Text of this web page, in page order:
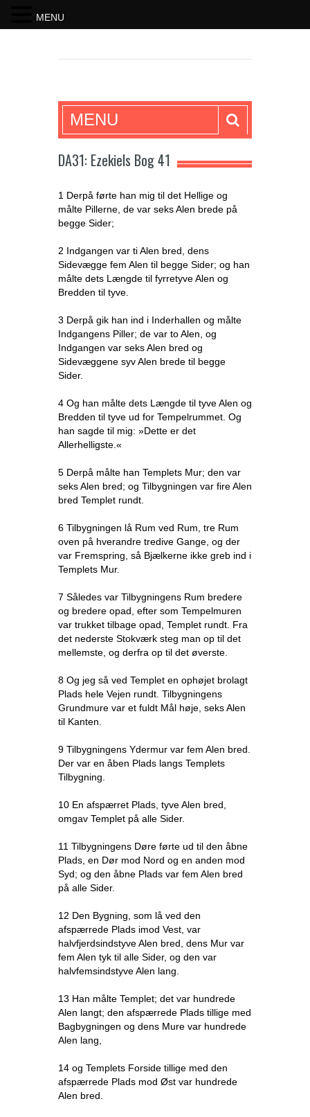
SKRIFTEN
MENU
DA31: Ezekiels Bog 41
1 Derpå førte han mig til det Hellige og
målte Pillerne, de var seks Alen brede på
begge Sider;
2 Indgangen var ti Alen bred, dens
Sidevægge fem Alen til begge Sider; og han
målte dets Længde til fyrretyve Alen og
Bredden til tyve.
3 Derpå gik han ind i Inderhallen og målte
Indgangens Piller; de var to Alen, og
Indgangen var seks Alen bred og
Sidevæggene syv Alen brede til begge
Sider.
4 Og han målte dets Længde til tyve Alen og
Bredden til tyve ud for Tempelrummet. Og
han sagde til mig: »Dette er det
Allerhelligste.«
5 Derpå målte han Templets Mur; den var
seks Alen bred; og Tilbygningen var fire Alen
bred Templet rundt.
6 Tilbygningen lå Rum ved Rum, tre Rum
oven på hverandre tredive Gange, og der
var Fremspring, så Bjælkerne ikke greb ind i
Templets Mur.
7 Således var Tilbygningens Rum bredere
og bredere opad, efter som Tempelmuren
var trukket tilbage opad, Templet rundt. Fra
det nederste Stokværk steg man op til det
mellemste, og derfra op til det øverste.
8 Og jeg så ved Templet en ophøjet brolagt
Plads hele Vejen rundt. Tilbygningens
Grundmure var et fuldt Mål høje, seks Alen
til Kanten.
9 Tilbygningens Ydermur var fem Alen bred.
Der var en åben Plads langs Templets
Tilbygning.
10 En afspærret Plads, tyve Alen bred,
omgav Templet på alle Sider.
11 Tilbygningens Døre førte ud til den åbne
Plads, en Dør mod Nord og en anden mod
Syd; og den åbne Plads var fem Alen bred
på alle Sider.
12 Den Bygning, som lå ved den
afspærrede Plads imod Vest, var
halvfjerdsindstyve Alen bred, dens Mur var
fem Alen tyk til alle Sider, og den var
halvfemsindstyve Alen lang.
13 Han målte Templet; det var hundrede
Alen langt; den afspærrede Plads tillige med
Bagbygningen og dens Mure var hundrede
Alen lang,
14 og Templets Forside tillige med den
afspærrede Plads mod Øst var hundrede
Alen bred.
MENU